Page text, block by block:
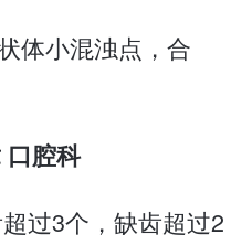
体小混浊点，合
口腔科
过3个，缺齿超过2